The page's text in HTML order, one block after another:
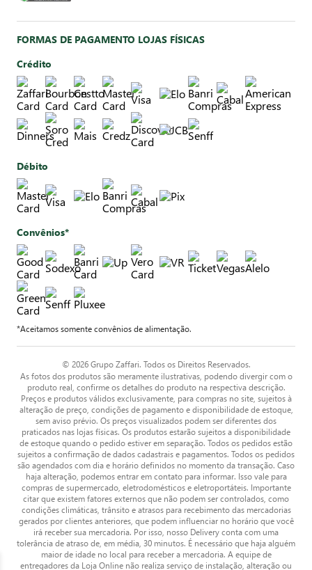
FORMAS DE PAGAMENTO LOJAS FÍSICAS
Crédito
Débito
Convênios*
*Aceitamos somente convênios de alimentação.
© 2026 Grupo Zaffari. Todos os Direitos Reservados.
As fotos dos produtos são meramente ilustrativas, podendo divergir com o
produto real, confirme os detalhes do produto na respectiva descrição.
Preços e produtos válidos exclusivamente, para compras no site, sujeitos à
alteração de preço, condições de pagamento e disponibilidade de estoque,
sem aviso prévio. Os preços visualizados podem ser diferentes dos
praticados nas lojas físicas. Os produtos estarão sujeitos a disponibilidade
de estoque quando o pedido estiver em separação. Todos os pedidos estão
sujeitos a confirmação de dados cadastrais e pagamentos. Todos os pedidos
são agendados com dia e horário definidos no momento da transação. Caso
haja alteração, podemos entrar em contato para informar. Isso vale para
compras de supermercado, eletrodomésticos e eletroportáteis. Importante
citar que existem fatores externos que não podem ser controlados, como
condições climáticas, trânsito e atrasos para recebimento das mercadorias
gerados por clientes anteriores, que podem influenciar no horário que você
irá receber sua mercadoria. Por isso, nosso Delivery conta com uma
tolerância de atraso de, em média, 30 minutos. É necessário que haja alguém
maior de idade no local para receber a mercadoria. A equipe de
entregadores da Loja Online não realiza serviço de instalação, alteração ou